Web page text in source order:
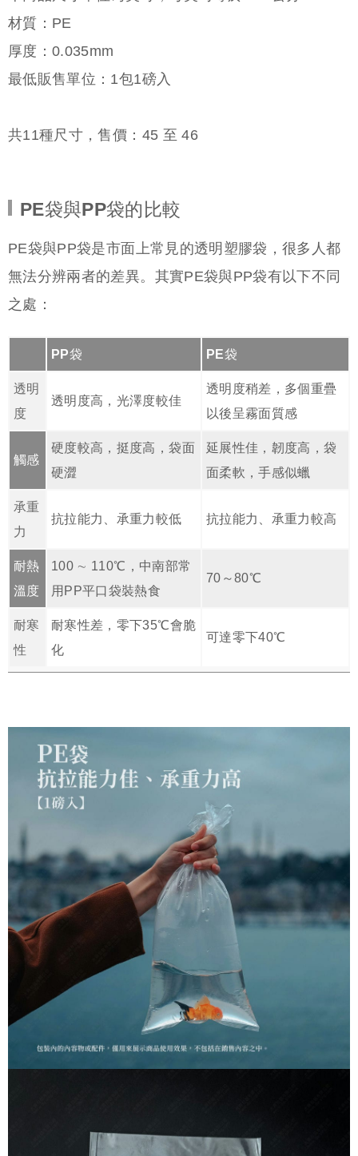
材質：PE
厚度：0.035mm
最低販售單位：1包1磅入
共11種尺寸，售價： 45 至46
PE袋與PP袋的比較
PE袋與PP袋是市面上常見的透明塑膠袋，很多人都
無法分辨兩者的差異。其實PE袋與PP袋有以下不同
之處：
PP袋 PE袋
透明
度
透明度高，光澤度較佳
透明度稍差，多個重疊
以後呈霧面質感
觸感
硬度較高，挺度高，袋面
硬澀
延展性佳，韌度高，袋
面柔軟，手感似蠟
承重
力
抗拉能力、承重力較低 抗拉能力、承重力較高
耐熱
溫度
100 ∼ 110℃，中南部常
用PP平口袋裝熱食
70～80℃
耐寒
性
耐寒性差，零下35℃會脆
化
可達零下40℃